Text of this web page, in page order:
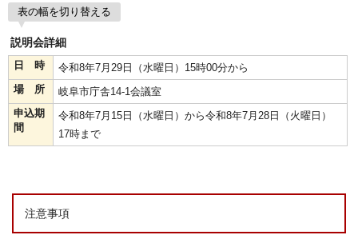
表の幅を切り替える
説明会詳細
日 時
令和8年7月29日（水曜日）15時00分から
場 所
岐阜市庁舎14-1会議室
申込期
間
令和8年7月15日（水曜日）から令和8年7月28日（火曜日）
17時まで
注意事項